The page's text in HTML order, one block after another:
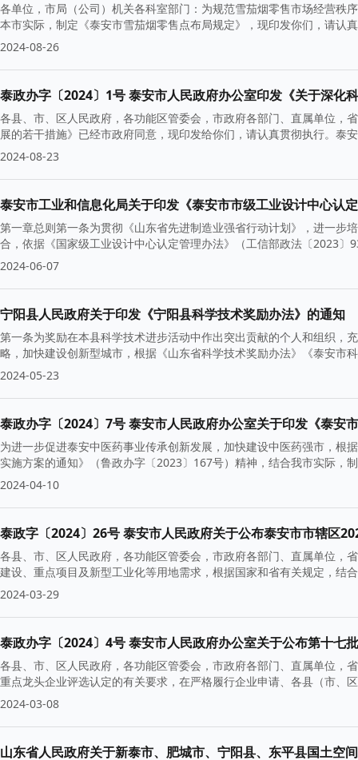
各单位，市局（公司）机关各科室部门：为规范雪茄烟零售市场经营秩
本市实际，制定《泰安市雪茄烟零售点布局规定》，现印发你们，请认
2024-08-26
泰政办字〔2024〕1号 泰安市人民政府办公室印发《关于深化
各县、市、区人民政府，各功能区管委会，市政府各部门、直属单位，
展的若干措施》已经市政府同意，现印发给你们，请认真贯彻执行。泰
2024-08-23
泰安市工业和信息化局关于印发《泰安市市级工业设计中心认
第一章总则第一条为贯彻《山东省先进制造业强省行动计划》，进一步
合，依据《国家级工业设计中心认定管理办法》（工信部政法〔2023
2024-06-07
宁阳县人民政府关于印发《宁阳县科学技术奖励办法》的通知
第一条为奖励在本县科学技术进步活动中作出突出贡献的个人和组织，
略，加快建设创新型城市，根据《山东省科学技术奖励办法》《泰安市
2024-05-23
泰政办字〔2024〕7号 泰安市人民政府办公室关于印发《泰安
为进一步促进泰安中医药事业传承创新发展，加快建设中医药强市，根
实施方案的通知》（鲁政办字〔2023〕167号）精神，结合我市实际，
2024-04-10
泰政字〔2024〕26号 泰安市人民政府关于公布泰安市市辖区
各县、市、区人民政府，各功能区管委会，市政府各部门、直属单位，
建设、重点项目及新型工业化等用地需求，根据国家和省有关规定，结
2024-03-29
泰政办字〔2024〕4号 泰安市人民政府办公室关于公布第十七
各县、市、区人民政府，各功能区管委会，市政府各部门、直属单位，
重点龙头企业评选认定的有关要求，在严格履行企业申请、各县（市、
2024-03-08
山东省人民政府关于新泰市、肥城市、宁阳县、东平县国土空